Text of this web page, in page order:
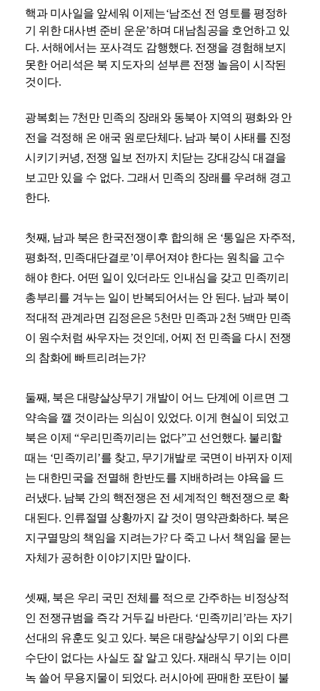
핵과 미사일을 앞세워 이제는‘남조선 전 영토를 평정하
기 위한 대사변 준비 운운’하며 대남침공을 호언하고 있
다. 서해에서는 포사격도 감행했다. 전쟁을 경험해보지
못한 어리석은 북 지도자의 섣부른 전쟁 놀음이 시작된
것이다.
광복회는 7천만 민족의 장래와 동북아 지역의 평화와 안
전을 걱정해 온 애국 원로단체다. 남과 북이 사태를 진정
시키기커녕, 전쟁 일보 전까지 치닫는 강대강식 대결을
보고만 있을 수 없다. 그래서 민족의 장래를 우려해 경고
한다.
첫째, 남과 북은 한국전쟁이후 합의해 온 ‘통일은 자주적,
평화적, 민족대단결로’이루어져야 한다는 원칙을 고수
해야 한다. 어떤 일이 있더라도 인내심을 갖고 민족끼리
총부리를 겨누는 일이 반복되어서는 안 된다. 남과 북이
적대적 관계라면 김정은은 5천만 민족과 2천 5백만 민족
이 원수처럼 싸우자는 것인데, 어찌 전 민족을 다시 전쟁
의 참화에 빠트리려는가?
둘째, 북은 대량살상무기 개발이 어느 단계에 이르면 그
약속을 깰 것이라는 의심이 있었다. 이게 현실이 되었고
북은 이제 “우리민족끼리는 없다”고 선언했다. 불리할
때는 ‘민족끼리’를 찾고, 무기개발로 국면이 바뀌자 이제
는 대한민국을 전멸해 한반도를 지배하려는 야욕을 드
러냈다. 남북 간의 핵전쟁은 전 세계적인 핵전쟁으로 확
대된다. 인류절멸 상황까지 갈 것이 명약관화하다. 북은
지구멸망의 책임을 지려는가? 다 죽고 나서 책임을 묻는
자체가 공허한 이야기지만 말이다.
셋째, 북은 우리 국민 전체를 적으로 간주하는 비정상적
인 전쟁규범을 즉각 거두길 바란다. ‘민족끼리’라는 자기
선대의 유훈도 잊고 있다. 북은 대량살상무기 이외 다른
수단이 없다는 사실도 잘 알고 있다. 재래식 무기는 이미
녹 쓸어 무용지물이 되었다. 러시아에 판매한 포탄이 불